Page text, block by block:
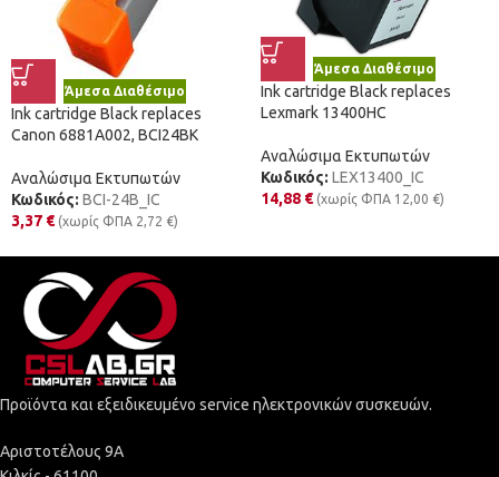
Άμεσα Διαθέσιμο
Ink cartridge Black replaces
Canon 6881A002, BCI24BK
Αναλώσιμα Εκτυπωτών
Κωδικός: BCI-24B_IC
3,37 € (χωρίς ΦΠΑ 2,72 €)
Άμεσα Διαθέσιμο
Ink cartridge Black replaces
Lexmark 13400HC
Αναλώσιμα Εκτυπωτών
Κωδικός: LEX13400_IC
14,88 € (χωρίς ΦΠΑ 12,00 €)
Προϊόντα και εξειδικευμένο service ηλεκτρονικών συσκευών.
Αριστοτέλους 9Α